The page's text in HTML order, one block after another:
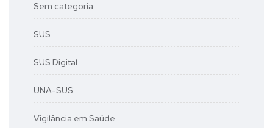
Sem categoria
SUS
SUS Digital
UNA-SUS
Vigilância em Saúde